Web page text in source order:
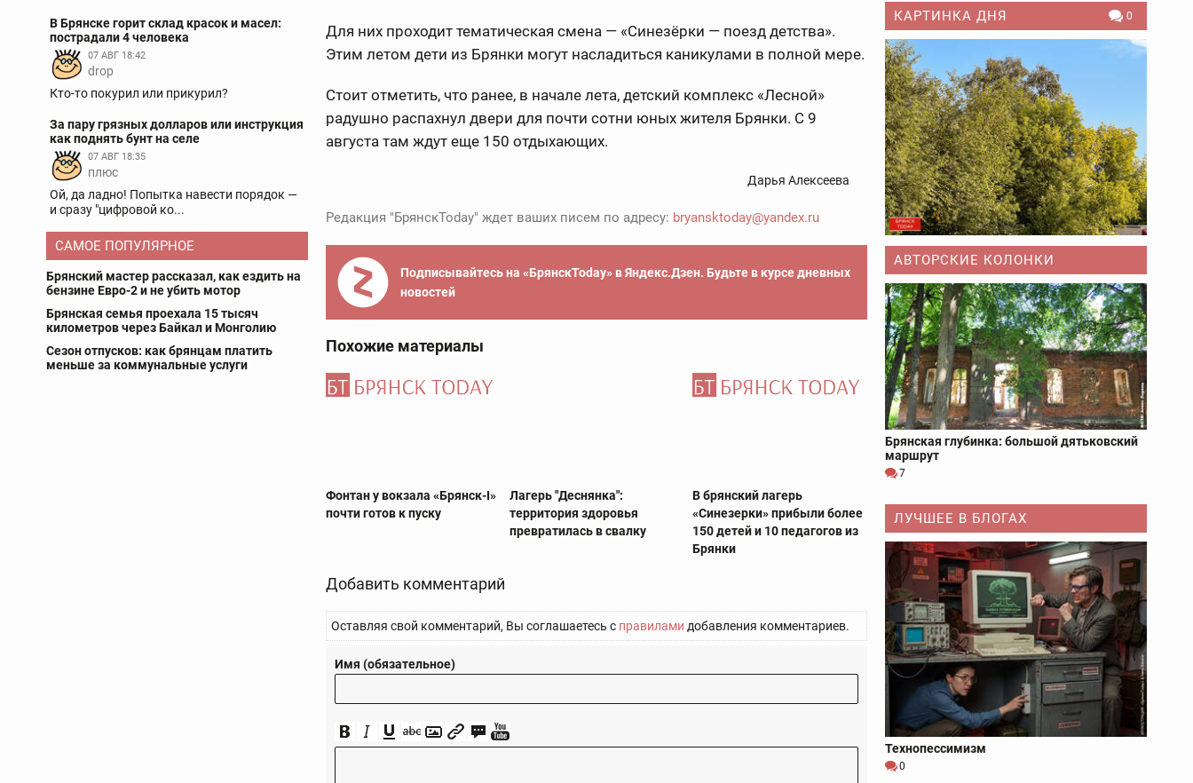
В Брянске горит склад красок и масел:
пострадали 4 человека
07 АВГ 18:42
drop
Кто-то покурил или прикурил?
За пару грязных долларов или инструкция
как поднять бунт на селе
07 АВГ 18:35
плюс
Ой, да ладно! Попытка навести порядок —
и сразу "цифровой ко...
САМОЕ ПОПУЛЯРНОЕ
Брянский мастер рассказал, как ездить на
бензине Евро-2 и не убить мотор
Брянская семья проехала 15 тысяч
километров через Байкал и Монголию
Сезон отпусков: как брянцам платить
меньше за коммунальные услуги
Для них проходит тематическая смена — «Синезёрки — поезд детства».
Этим летом дети из Брянки могут насладиться каникулами в полной мере.
Стоит отметить, что ранее, в начале лета, детский комплекс «Лесной»
радушно распахнул двери для почти сотни юных жителя Брянки. С 9
августа там ждут еще 150 отдыхающих.
Дарья Алексеева
Редакция "БрянскToday" ждет ваших писем по адресу: bryansktoday@yandex.ru
Подписывайтесь на «БрянскToday» в Яндекс.Дзен. Будьте в курсе дневных
новостей
Похожие материалы
Фонтан у вокзала «Брянск-I»
почти готов к пуску
Лагерь "Деснянка":
территория здоровья
превратилась в свалку
В брянский лагерь
«Синезерки» прибыли более
150 детей и 10 педагогов из
Брянки
Добавить комментарий
Оставляя свой комментарий, Вы соглашаетесь с правилами добавления комментариев.
Имя (обязательное)
КАРТИНКА ДНЯ 0
АВТОРСКИЕ КОЛОНКИ
Брянская глубинка: большой дятьковский
маршрут
7
ЛУЧШЕЕ В БЛОГАХ
Технопессимизм
0